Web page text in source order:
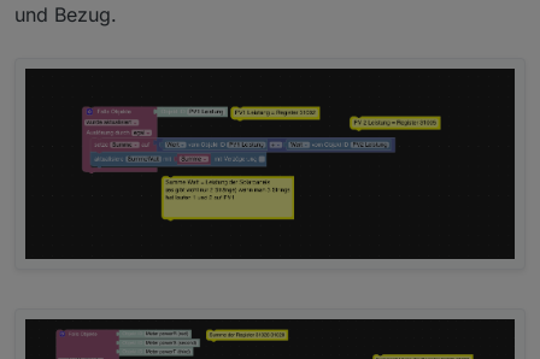
Ich plane eine Umstellung auf ein anderes
Gerät und würde das gerne so einbinden
wollen, wie z. B. einen Sungrow, das ich
den über den IoBroker steuern kann!
und Bezug.